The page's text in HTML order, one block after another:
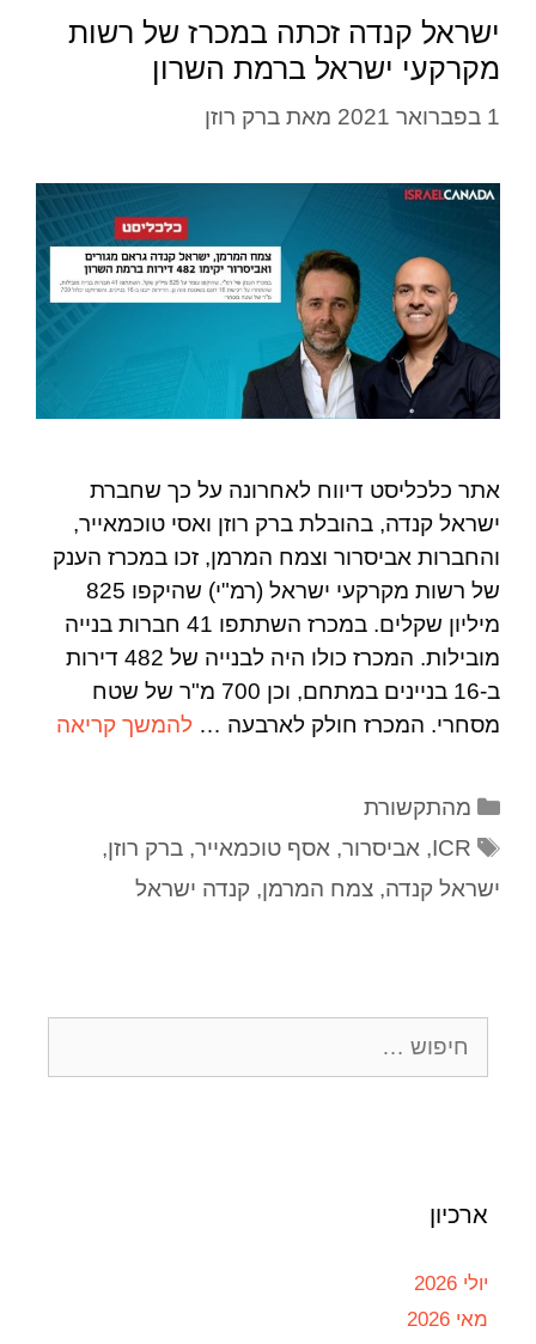
ישראל קנדה זכתה במכרז של רשות
מקרקעי ישראל ברמת השרון
1 בפברואר 2021 מאת ברק רוזן
אתר כלכליסט דיווח לאחרונה על כך שחברת
ישראל קנדה, בהובלת ברק רוזן ואסי טוכמאייר,
והחברות אביסרור וצמח המרמן, זכו במכרז הענק
של רשות מקרקעי ישראל (רמ"י) שהיקפו 825
מיליון שקלים. במכרז השתתפו 41 חברות בנייה
מובילות. המכרז כולו היה לבנייה של 482 דירות
ב-16 בניינים במתחם, וכן 700 מ"ר של שטח
מסחרי. המכרז חולק לארבעה … להמשך קריאה
מהתקשורת
ICR
, אביסרור, אסף טוכמאייר,ברק רוזן,
ישראל קנדה, צמח המרמן, קנדה ישראל
ארכיון
יולי 2026
מאי 2026